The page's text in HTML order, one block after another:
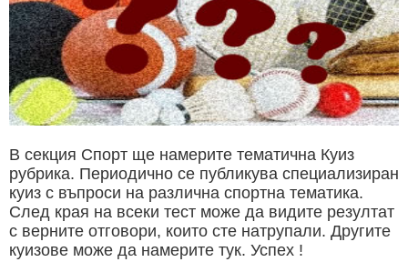
В секция Спорт ще намерите тематична Куиз
рубрика. Периодично се публикува специализиран
куиз с въпроси на различна спортна тематика.
След края на всеки тест може да видите резултат
с верните отговори, които сте натрупали. Другите
куизове може да намерите тук. Успех !